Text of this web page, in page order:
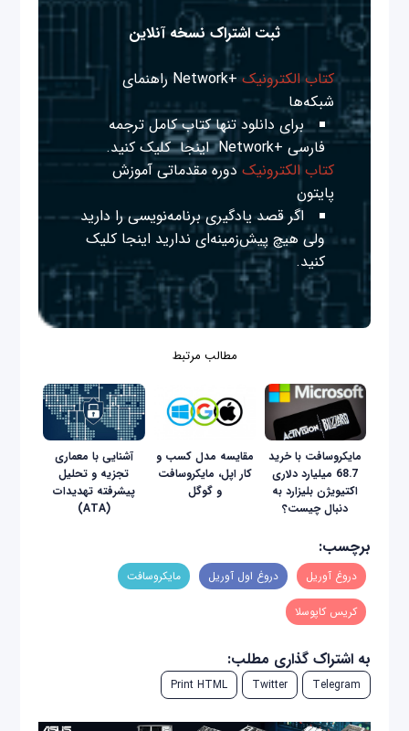
ثبت اشتراک نسخه آنلاین
کتاب الکترونیک
+Network راهنمای
شبکه‌ها
برای دانلود تنها کتاب کامل ترجمه
فارسی +Network
اینجا کلیک کنید.
کتاب الکترونیک دوره مقدماتی آموزش
پایتون
اگر قصد یادگیری برنامه‌نویسی را دارید
ولی هیچ پیش‌زمینه‌ای نداریداینجا کلیک
کنید.
مطالب مرتبط
مایکروسافت با خرید
68.7 میلیارد دلاری
اکتیویژن بلیزارد به
دنبال چیست؟
مقایسه مدل کسب و
کار اپل، مایکروسافت
و گوگل
آشنایى با معمارى
تجزیه و تحلیل
پیشرفته تهدیدات
(ATA)
برچسب:
دروغ آوریل دروغ اول آوریل مایکروسافت
کریس کاپوسلا
به اشتراک گذاری مطلب:
Telegram
Twitter
Print HTML